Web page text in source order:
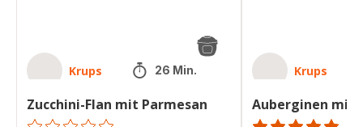
Krups 26 Min.
Zucchini-Flan mit Parmesan
Krups
Auberginen mit